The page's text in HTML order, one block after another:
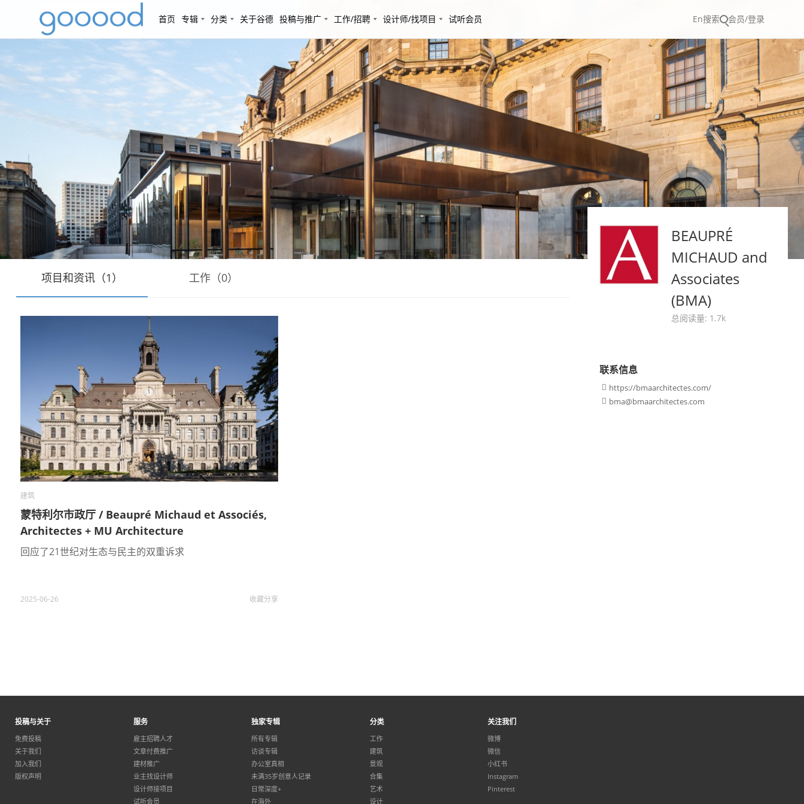
首页 专辑 分类 关于谷德 投稿与推广 工作/招聘 设计师/找项目 试听会员 En搜索 会员/登录
项目和资讯（1） 工作（0）
建筑
蒙特利尔市政厅 / Beaupré Michaud et Associés,
Architectes + MU Architecture
回应了21世纪对生态与民主的双重诉求
2025-06-26 收藏分享
BEAUPRÉ
MICHAUD and
Associates
(BMA)
总阅读量: 1.7k
联系信息
 https://bmaarchitectes.com/
 bma@bmaarchitectes.com
投稿与关于
免费投稿
关于我们
加入我们
版权声明
服务
雇主招聘人才
文章付费推广
建材推广
业主找设计师
设计师接项目
试听会员
独家专辑
所有专辑
访谈专辑
办公室真相
未满35岁创意人记录
日常深度+
在海外
分类
工作
建筑
景观
合集
艺术
设计
关注我们
微博
微信
小红书
Instagram
Pinterest